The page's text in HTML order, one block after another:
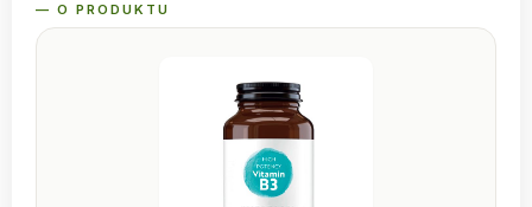
— O PRODUKTU